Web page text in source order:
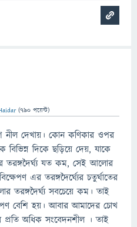
(790 পয়েন্ট)
নীল দেখায়। কোন কণিকার ওপর
দিকে ছড়িয়ে দেয়, যাকে
যত কম, সেই আলোর
এর তরঙ্গদৈর্ঘ্যের চতুর্ঘাতের
তরঙ্গদৈর্ঘ্য সবচেয়ে কম। তাই
বেশি হয়। আবার আমাদের চোখ
প্রতি অধিক সংবেদনশীল । তাই